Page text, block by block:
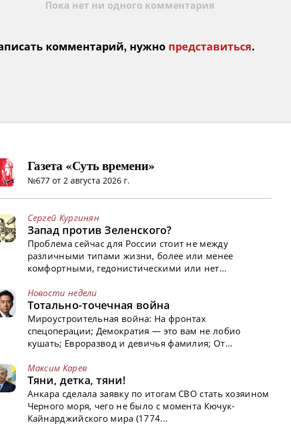
Пока нет ни одного комментария
комментарий, нужно представиться.
Газета «Суть времени»
№677 от 2 августа 2026 г.
Сергей Кургинян
Запад против Зеленского?
Проблема сейчас для России стоит не между
различными типами жизни, более или менее
комфортными, гедонистическими или нет...
Новости недели
Тотально-точечная война
Мироустроительная война: На фронтах
спецоперации; Демократия — это вам не лобио
кушать; Евроразвод и девичья фамилия; От...
Максим Карев
Тяни, детка, тяни!
Анкара сделала заявку по итогам СВО стать хозяином
Черного моря, чего не было с момента Кючук-
Кайнарджийского мира (1774...